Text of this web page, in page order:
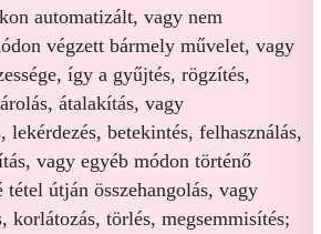
automatizált, vagy nem
végzett bármely művelet, vagy
így a gyűjtés, rögzítés,
átalakítás, vagy
lekérdezés, betekintés, felhasználás,
vagy egyéb módon történő
tétel útján összehangolás, vagy
korlátozás, törlés, megsemmisítés;